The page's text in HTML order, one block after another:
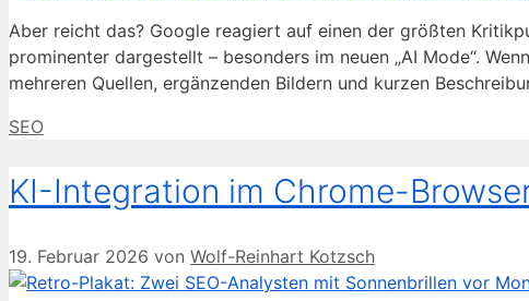
Aber reicht das? Google reagiert auf einen der größten
prominenter dargestellt – besonders im neuen „AI Mode“.
mehreren Quellen, ergänzenden Bildern und kurzen
Kategorien
SEO
KI-Integration im Chrome-
19. Februar 2026 von Wolf-Reinhart Kotzsch